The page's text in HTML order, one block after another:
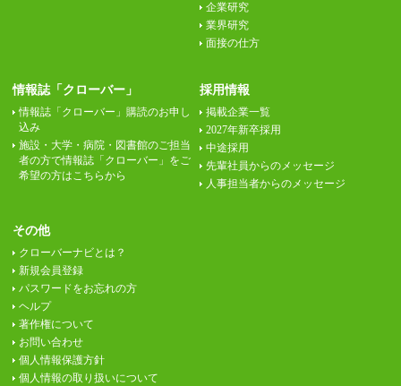
企業研究
業界研究
面接の仕方
情報誌「クローバー」
情報誌「クローバー」購読のお申し
込み
施設・大学・病院・図書館のご担当
者の方で情報誌「クローバー」をご
希望の方はこちらから
採用情報
掲載企業一覧
2027年新卒採用
中途採用
先輩社員からのメッセージ
人事担当者からのメッセージ
その他
クローバーナビとは？
新規会員登録
パスワードをお忘れの方
ヘルプ
著作権について
お問い合わせ
個人情報保護方針
個人情報の取り扱いについて